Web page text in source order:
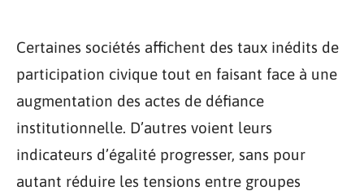
Certaines sociétés affichent des taux inédits de
participation civique tout en faisant face à une
augmentation des actes de défiance
institutionnelle. D’autres voient leurs
indicateurs d’égalité progresser, sans pour
autant réduire les tensions entre groupes